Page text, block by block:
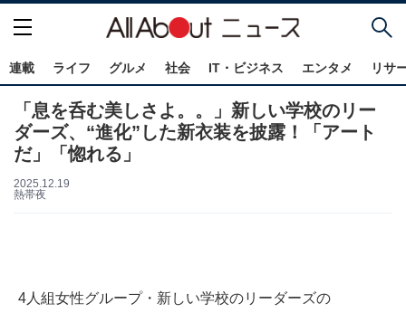
連載 ライフ グルメ 社会 IT・ビジネス エンタメ リサ
「息を呑む美しさよ。。」新しい学校のリー
ダーズ、“進化”した新衣装を披露！「アート
だ」「惚れる」
2025.12.19
熱帯夜
4人組女性グループ・新しい学校のリーダーズの